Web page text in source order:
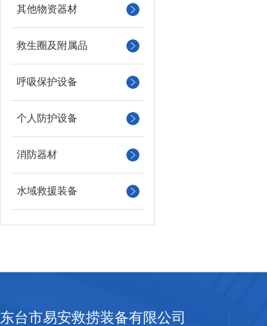
其他物资器材
救生圈及附属品
呼吸保护设备
个人防护设备
消防器材
水域救援装备
东台市易安救捞装备有限公司